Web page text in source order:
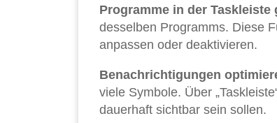
Programme in der Taskleiste
desselben Programms. Diese
anpassen oder deaktivieren.
Benachrichtigungen
viele Symbole. Über
dauerhaft sichtbar sein sollen.